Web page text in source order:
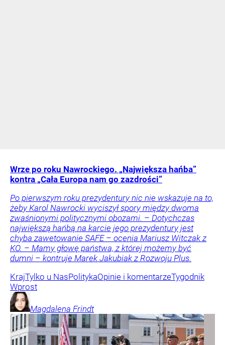
Wrze po roku Nawrockiego. „Największa hańba”
kontra „Cała Europa nam go zazdrości”
Po pierwszym roku prezydentury nic nie wskazuje na to,
żeby Karol Nawrocki wyciszył spory między dwoma
zwaśnionymi politycznymi obozami. – Dotychczas
największą hańbą na karcie jego prezydentury jest
chyba zawetowanie SAFE – ocenia Mariusz Witczak z
KO. – Mamy głowę państwa, z której możemy być
dumni – kontruje Marek Jakubiak z Rozwoju Plus.
KrajTylko u NasPolitykaOpinie i komentarzeTygodnik
Wprost
Magdalena Frindt